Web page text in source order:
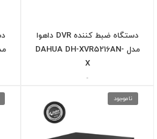
دستگاه ضبط کننده DVR داهوا
مدل DAHUA DH-XVR5216AN-
X
-
ناموجود